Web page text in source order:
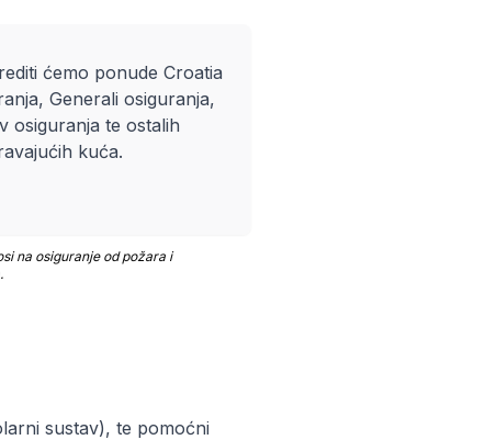
ćemo ponude Croatia
, Generali osiguranja,
osiguranja te ostalih
kuća.
na osiguranje od požara i
sustav), te pomoćni